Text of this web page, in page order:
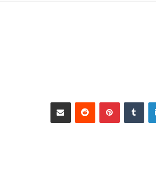
لينكدإن ‏Tumblr بينتيريست
‏Reddit مشاركة عبر البريد